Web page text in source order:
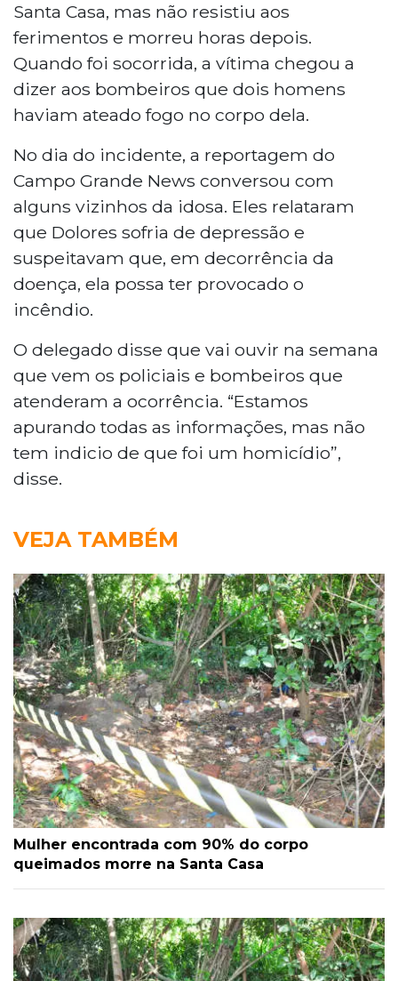
Santa Casa, mas não resistiu aos
ferimentos e morreu horas depois.
Quando foi socorrida, a vítima chegou a
dizer aos bombeiros que dois homens
haviam ateado fogo no corpo dela.
No dia do incidente, a reportagem do
Campo Grande News conversou com
alguns vizinhos da idosa. Eles relataram
que Dolores sofria de depressão e
suspeitavam que, em decorrência da
doença, ela possa ter provocado o
incêndio.
O delegado disse que vai ouvir na semana
que vem os policiais e bombeiros que
atenderam a ocorrência. “Estamos
apurando todas as informações, mas não
tem indicio de que foi um homicídio”,
disse.
VEJA TAMBÉM
Mulher encontrada com 90% do corpo
queimados morre na Santa Casa